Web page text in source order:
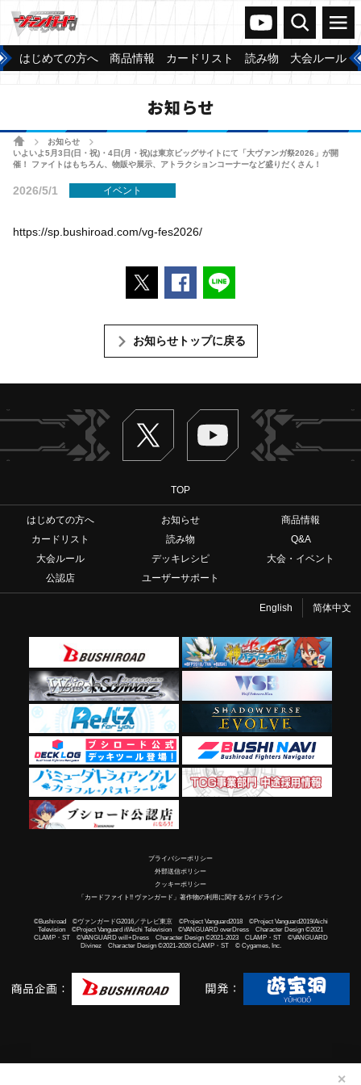
✕
ヴァンガードch
検索 メニュー
はじめての方へ 商品情報 カードリスト 読み物 大会ルール
お知らせ
ホームお知らせ
いよいよ5月3日(日・祝)・4日(月・祝)は東京ビッグサイトにて「大ヴァンガ祭2026」が開
催！ ファイトはもちろん、物販や展示、アトラクションコーナーなど盛りだくさん！
2026/5/1 イベント
https://sp.bushiroad.com/vg-fes2026/
ポストするFacebookでシェアする
お知らせトップに戻る
Twitter ヴァンガードch
TOP
はじめての方へ お知らせ
商品情報
カードリスト
読み物
Q&A
大会ルール
デッキレシピ
大会・イベント
公認店
ユーザーサポート
English 简体中文
プライバシーポリシー
外部送信ポリシー
クッキーポリシー
「カードファイト!! ヴァンガード」著作物の利用に関するガイドライン
©Bushiroad ©ヴァンガードG2016／テレビ東京 ©Project Vanguard2018 ©Project Vanguard2019/Aichi
Television ©Project Vanguard if/Aichi Television ©VANGUARD overDress Character Design ©2021
CLAMP・ST ©VANGUARD will+Dress Character Design ©2021-2023 CLAMP・ST ©VANGUARD
Divinez Character Design ©2021-2026 CLAMP・ST © Cygames, Inc.